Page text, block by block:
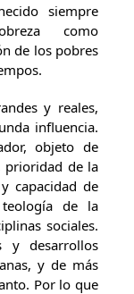
siempre
como
de los pobres
y reales,
influencia.
objeto de
prioridad de la
capacidad de
de la
sociales.
y desarrollos
y de más
Por lo que